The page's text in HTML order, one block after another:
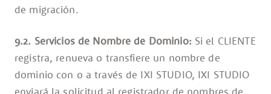
de migración.
9.2. Servicios de Nombre de Dominio: Si el CLIENTE
registra, renueva o transfiere un nombre de
dominio con o a través de IXI STUDIO, IXI STUDIO